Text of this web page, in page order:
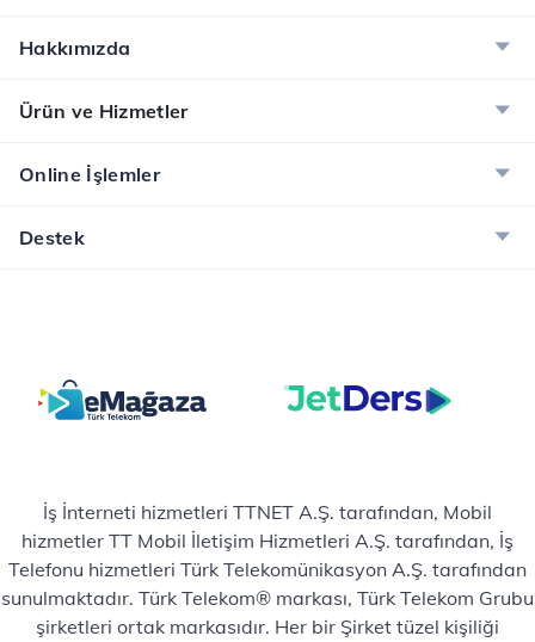
Hakkımızda
Ürün ve Hizmetler
Online İşlemler
Destek
İş İnterneti hizmetleri TTNET A.Ş. tarafından, Mobil
hizmetler TT Mobil İletişim Hizmetleri A.Ş. tarafından, İş
Telefonu hizmetleri Türk Telekomünikasyon A.Ş. tarafından
sunulmaktadır. Türk Telekom® markası, Türk Telekom Grubu
şirketleri ortak markasıdır. Her bir Şirket tüzel kişiliği